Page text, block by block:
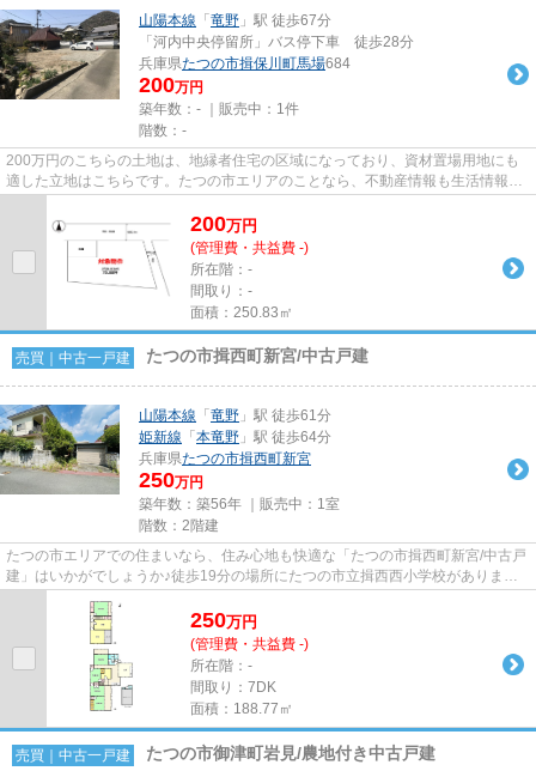
山陽本線 「 竜野 」駅 徒歩67分
「河内中央停留所」バス停下車 徒歩28分
兵庫県たつの市揖保川町馬場684
200万円
築年数：- ｜販売中： 1件
階数：-
200万円のこちらの土地は、地縁者住宅の区域になっており、資材置場用地にも
適した立地はこちらです。たつの市エリアのことなら、不動産情報も生活情報も
200万円
(管理費・共益費 -)
所在階：-
間取り：-
面積：250.83㎡
売買｜中古一戸建 たつの市揖西町新宮/中古戸建
山陽本線 「 竜野 」駅 徒歩61分
姫新線 「 本竜野 」駅 徒歩64分
兵庫県たつの市揖西町新宮
250万円
築年数：築56年 ｜販売中： 1室
階数：2階建
たつの市エリアでの住まいなら、住み心地も快適な「たつの市揖西町新宮/中古戸
建」はいかがでしょうか♪徒歩19分の場所にたつの市立揖西西小学校があります♪
250万円
(管理費・共益費 -)
所在階：-
間取り：7DK
面積：188.77㎡
売買｜中古一戸建 たつの市御津町岩見/農地付き中古戸建